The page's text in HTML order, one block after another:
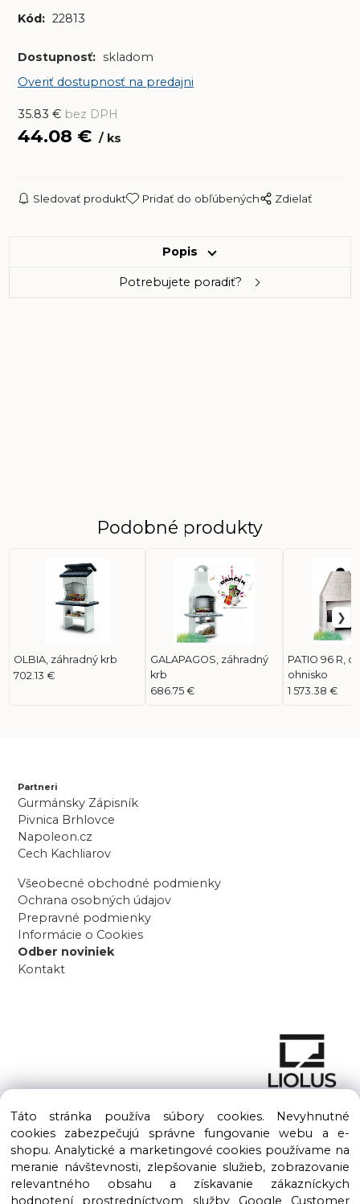
Kód: 22813
Dostupnosť: skladom
Overiť dostupnosť na predajni
35.83 € bez DPH
44.08 € ks
Sledovať produkt Pridať do obľúbených Zdielať
Popis
Potrebujete poradiť?
Podobné produkty
OLBIA, záhradný krb
702.13 €
GALAPAGOS, záhradný
krb
686.75 €
PATIO 96 R,
ohnisko
1 573.38 €
Partneri
Gurmánsky Zápisník
Pivnica Brhlovce
Napoleon.cz
Cech Kachliarov
Všeobecné obchodné podmienky
Ochrana osobných údajov
Prepravné podmienky
Informácie o Cookies
Odber noviniek
Kontakt
Copyright © 2016 – 2026 LIOLUS s.r.o. Všetky práva vyhradené.
Vytvorené spoločnosťouLIOLUS, s.r.o.
Táto stránka používa súbory cookies. Nevyhnutné
cookies zabezpečujú správne fungovanie webu a e-
shopu. Analytické a marketingové cookies používame na
meranie návštevnosti, zlepšovanie služieb, zobrazovanie
relevantného obsahu a získavanie zákazníckych
hodnotení prostredníctvom služby Google Customer